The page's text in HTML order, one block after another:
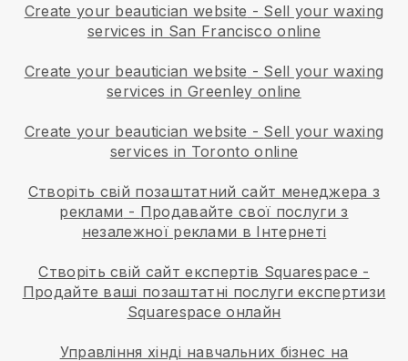
Create your beautician website - Sell your waxing
services in San Francisco online
Create your beautician website - Sell your waxing
services in Greenley online
Create your beautician website - Sell your waxing
services in Toronto online
Створіть свій позаштатний сайт менеджера з
реклами - Продавайте свої послуги з
незалежної реклами в Інтернеті
Створіть свій сайт експертів Squarespace -
Продайте ваші позаштатні послуги експертизи
Squarespace онлайн
Управління хінді навчальних бізнес на